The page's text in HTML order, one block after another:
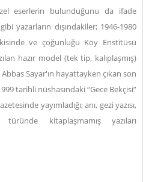
eserlerin bulunduğunu da ifade
yazarların dışındakiler; 1946-1980
ve çoğunluğu Köy Enstitüsü
hazır model (tek tip, kalıplaşmış)
Sayar'ın hayattayken çıkan son
tarihli nüshasındaki “Gece Bekçisi”
yayımladığı; anı, gezi yazısı,
kitaplaşmamış yazıları